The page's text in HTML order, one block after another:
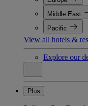
Middle East
Pacific
View all hotels &
Explore our
Plus